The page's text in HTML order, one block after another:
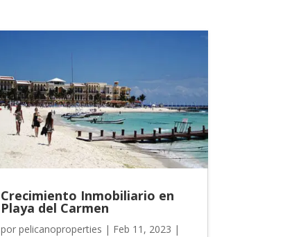
Crecimiento Inmobiliario en
Playa del Carmen
por pelicanoproperties | Feb 11, 2023 |